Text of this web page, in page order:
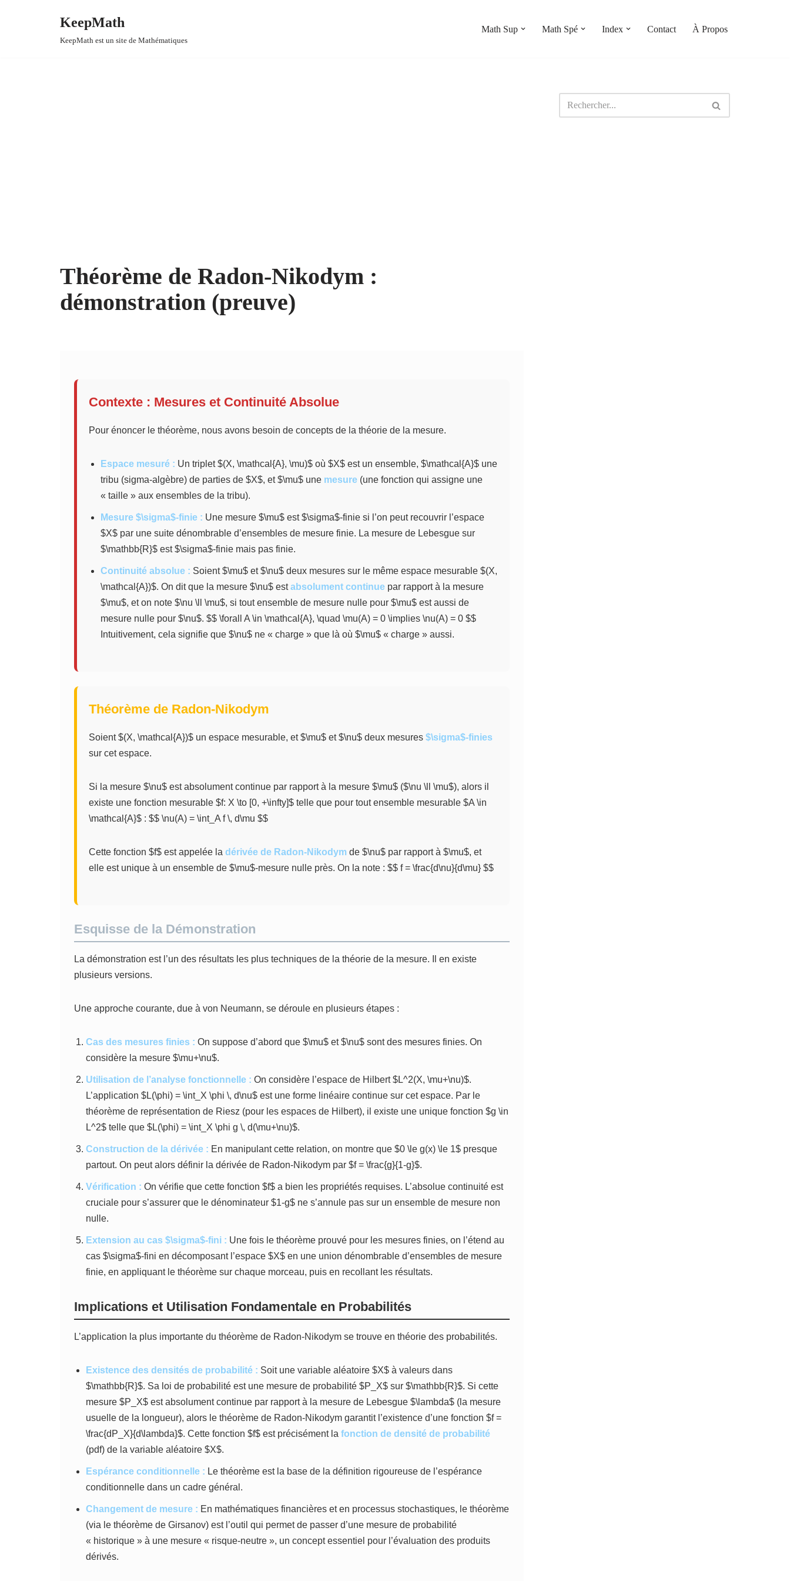
KeepMath
KeepMath est un site de Mathématiques
Math Sup Math Spé Index Contact À Propos
Théorème de Radon-Nikodym :
démonstration (preuve)
Contexte : Mesures et Continuité Absolue
Pour énoncer le théorème, nous avons besoin de concepts de la théorie de la mesure.
Espace mesuré : Un triplet $(X, \mathcal{A}, \mu)$ où $X$ est un ensemble, $\mathcal{A}$ une
tribu (sigma-algèbre) de parties de $X$, et $\mu$ une mesure (une fonction qui assigne une
« taille » aux ensembles de la tribu).
Mesure $\sigma$-finie : Une mesure $\mu$ est $\sigma$-finie si l’on peut recouvrir l’espace
$X$ par une suite dénombrable d’ensembles de mesure finie. La mesure de Lebesgue sur
$\mathbb{R}$ est $\sigma$-finie mais pas finie.
Continuité absolue : Soient $\mu$ et $\nu$ deux mesures sur le même espace mesurable $(X,
\mathcal{A})$. On dit que la mesure $\nu$ estabsolument continue par rapport à la mesure
$\mu$, et on note $\nu \ll \mu$, si tout ensemble de mesure nulle pour $\mu$ est aussi de
mesure nulle pour $\nu$. $$ \forall A \in \mathcal{A}, \quad \mu(A) = 0 \implies \nu(A) = 0 $$
Intuitivement, cela signifie que $\nu$ ne « charge » que là où $\mu$ « charge » aussi.
Théorème de Radon-Nikodym
Soient $(X, \mathcal{A})$ un espace mesurable, et $\mu$ et $\nu$ deux mesures $\sigma$-finies
sur cet espace.
Si la mesure $\nu$ est absolument continue par rapport à la mesure $\mu$ ($\nu \ll \mu$), alors il
existe une fonction mesurable $f: X \to [0, +\infty]$ telle que pour tout ensemble mesurable $A \in
\mathcal{A}$ : $$ \nu(A) = \int_A f \, d\mu $$
Cette fonction $f$ est appelée la dérivée de Radon-Nikodym de $\nu$ par rapport à $\mu$, et
elle est unique à un ensemble de $\mu$-mesure nulle près. On la note : $$ f = \frac{d\nu}{d\mu} $$
Esquisse de la Démonstration
La démonstration est l’un des résultats les plus techniques de la théorie de la mesure. Il en existe
plusieurs versions.
Une approche courante, due à von Neumann, se déroule en plusieurs étapes :
Cas des mesures finies : On suppose d’abord que $\mu$ et $\nu$ sont des mesures finies. On
considère la mesure $\mu+\nu$.
Utilisation de l’analyse fonctionnelle : On considère l’espace de Hilbert $L^2(X, \mu+\nu)$.
L’application $L(\phi) = \int_X \phi \, d\nu$ est une forme linéaire continue sur cet espace. Par le
théorème de représentation de Riesz (pour les espaces de Hilbert), il existe une unique fonction $g \in
L^2$ telle que $L(\phi) = \int_X \phi g \, d(\mu+\nu)$.
Construction de la dérivée : En manipulant cette relation, on montre que $0 \le g(x) \le 1$ presque
partout. On peut alors définir la dérivée de Radon-Nikodym par $f = \frac{g}{1-g}$.
Vérification : On vérifie que cette fonction $f$ a bien les propriétés requises. L’absolue continuité est
cruciale pour s’assurer que le dénominateur $1-g$ ne s’annule pas sur un ensemble de mesure non
nulle.
Extension au cas $\sigma$-fini : Une fois le théorème prouvé pour les mesures finies, on l’étend au
cas $\sigma$-fini en décomposant l’espace $X$ en une union dénombrable d’ensembles de mesure
finie, en appliquant le théorème sur chaque morceau, puis en recollant les résultats.
Implications et Utilisation Fondamentale en Probabilités
L’application la plus importante du théorème de Radon-Nikodym se trouve en théorie des probabilités.
Existence des densités de probabilité : Soit une variable aléatoire $X$ à valeurs dans
$\mathbb{R}$. Sa loi de probabilité est une mesure de probabilité $P_X$ sur $\mathbb{R}$. Si cette
mesure $P_X$ est absolument continue par rapport à la mesure de Lebesgue $\lambda$ (la mesure
usuelle de la longueur), alors le théorème de Radon-Nikodym garantit l’existence d’une fonction $f =
\frac{dP_X}{d\lambda}$. Cette fonction $f$ est précisément la fonction de densité de probabilité
(pdf) de la variable aléatoire $X$.
Espérance conditionnelle : Le théorème est la base de la définition rigoureuse de l’espérance
conditionnelle dans un cadre général.
Changement de mesure : En mathématiques financières et en processus stochastiques, le théorème
(via le théorème de Girsanov) est l’outil qui permet de passer d’une mesure de probabilité
« historique » à une mesure « risque-neutre », un concept essentiel pour l’évaluation des produits
dérivés.